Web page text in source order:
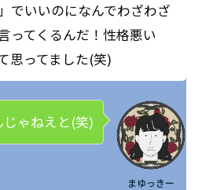
でいいのになんでわざわざ
ってくるんだ！性格悪い
思ってました(笑)
まゆっきー
ゃねえと(笑)